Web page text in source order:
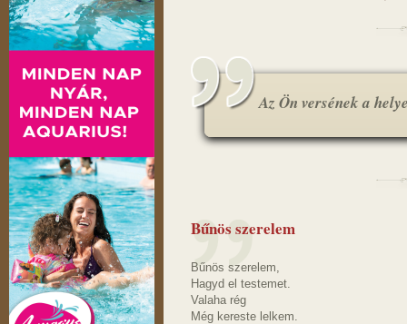
Az Ön versének a
Bűnös szerelem
Bűnös szerelem,
Hagyd el testemet.
Valaha rég
Még kereste lelkem.